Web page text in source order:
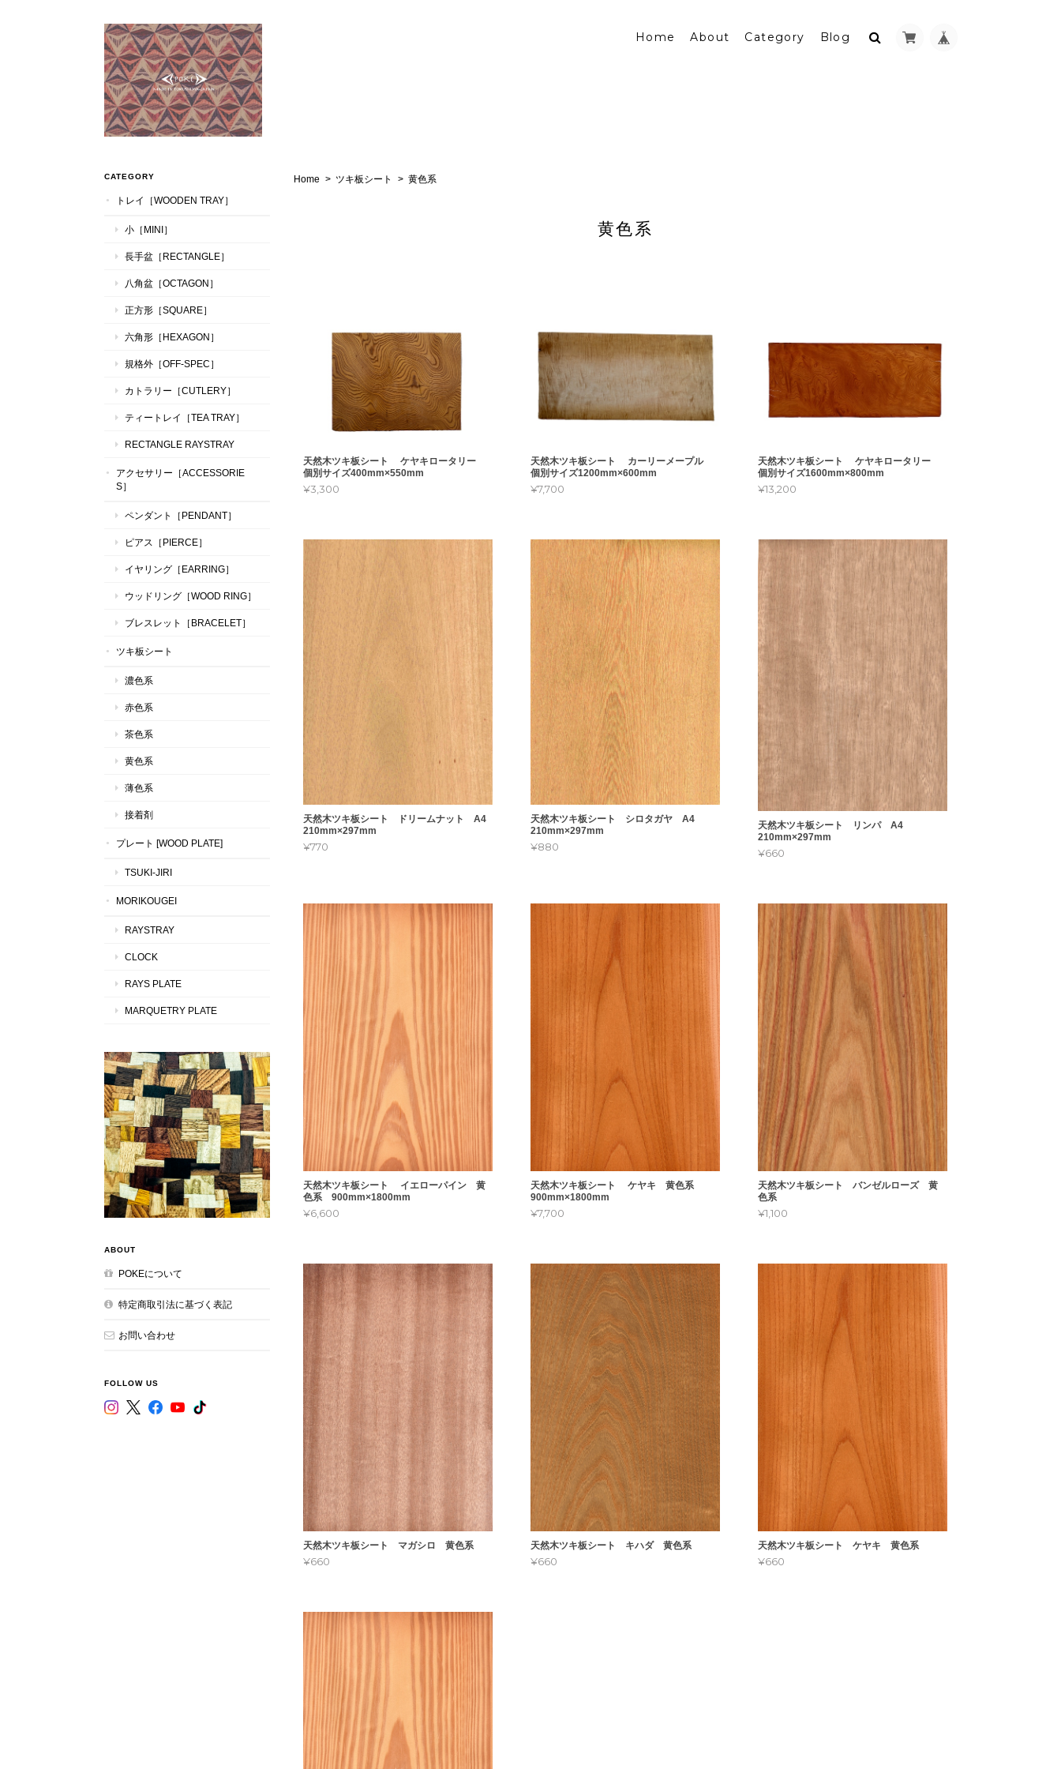
Home About Category Blog
Home ツキ板シート 黄色系
黄色系
天然木ツキ板シート ケヤキロータリー
個別サイズ400mm×550mm
¥3,300
天然木ツキ板シート カーリーメープル
個別サイズ1200mm×600mm
¥7,700
天然木ツキ板シート ケヤキロータリー
個別サイズ1600mm×800mm
¥13,200
天然木ツキ板シート ドリームナット A4
210mm×297mm
¥770
天然木ツキ板シート シロタガヤ A4
210mm×297mm
¥880
天然木ツキ板シート リンパ A4
210mm×297mm
¥660
天然木ツキ板シート イエローパイン 黄
色系 900mm×1800mm
¥6,600
天然木ツキ板シート ケヤキ 黄色系
900mm×1800mm
¥7,700
天然木ツキ板シート バンゼルローズ 黄
色系
¥1,100
天然木ツキ板シート マガシロ 黄色系
¥660
天然木ツキ板シート キハダ 黄色系
¥660
天然木ツキ板シート ケヤキ 黄色系
¥660
CATEGORY
トレイ［WOODEN TRAY］
小［MINI］
長手盆［RECTANGLE］
八角盆［OCTAGON］
正方形［SQUARE］
六角形［HEXAGON］
規格外［OFF-SPEC］
カトラリー［CUTLERY］
ティートレイ［TEA TRAY］
RECTANGLE RAYSTRAY
アクセサリー［ACCESSORIE
S］
ペンダント［PENDANT］
ピアス［PIERCE］
イヤリング［EARRING］
ウッドリング［WOOD RING］
ブレスレット［BRACELET］
ツキ板シート
濃色系
赤色系
茶色系
黄色系
薄色系
接着剤
プレート [WOOD PLATE]
TSUKI-JIRI
MORIKOUGEI
RAYSTRAY
CLOCK
RAYS PLATE
MARQUETRY PLATE
ABOUT
POKEについて
特定商取引法に基づく表記
お問い合わせ
FOLLOW US